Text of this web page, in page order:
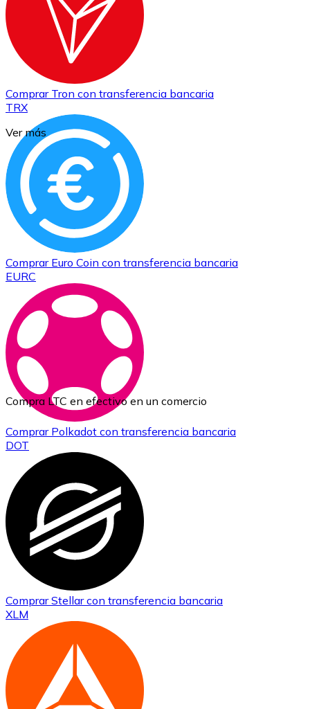
Comprar Tron con transferencia bancaria
TRX
Comprar Euro Coin con transferencia bancaria
EURC
Comprar Polkadot con transferencia bancaria
DOT
ComprarStellarcon transferencia bancaria
XLM
Ver más
Compra LTC en efectivo en un comercio